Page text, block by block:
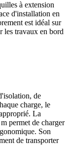
à extension
d'installation en
est idéal sur
les travaux en bord
de
charge, le
La
permet de charger
Son
de transporter